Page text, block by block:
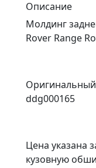
Описание
Молдинг
Rover Range
ddg000165
Цена указана
кузовную